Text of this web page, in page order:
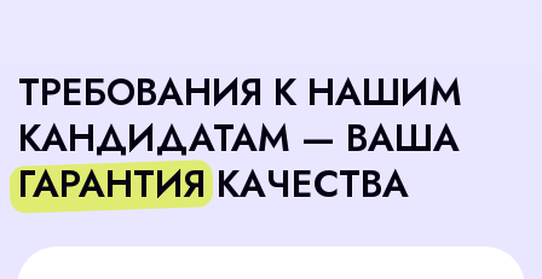
70% — остаток
после утверждения кандидата
Гарантия:
Стоимость — один месячный оклад флориста по
Казани. Оплата делится на два этапа для
вашего удобства